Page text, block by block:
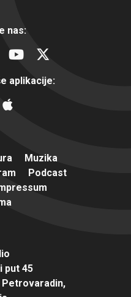
nas:
aplikacije:
Muzika
Podcast
put 45
Petrovaradin,